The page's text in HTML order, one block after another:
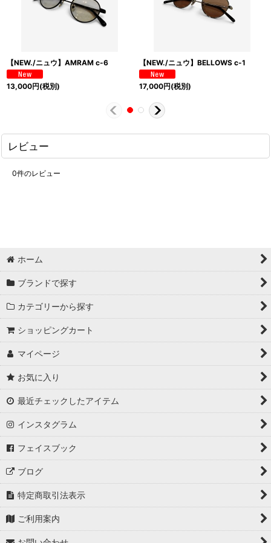
【NEW./ニュウ】AMRAM c-6
13,000円(税別)
【NEW./ニュウ】BELLOWS c-1
17,000円(税別)
レビュー
0件のレビュー
ホーム
ブランドで探す
カテゴリーから探す
ショッピングカート
マイページ
お気に入り
最近チェックしたアイテム
インスタグラム
フェイスブック
ブログ
特定商取引法表示
ご利用案内